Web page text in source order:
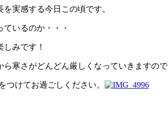
実感する今日この頃です。
いるのか・・・
みです！
寒さがどんどん厳しくなっていきますので
つけてお過ごしください。